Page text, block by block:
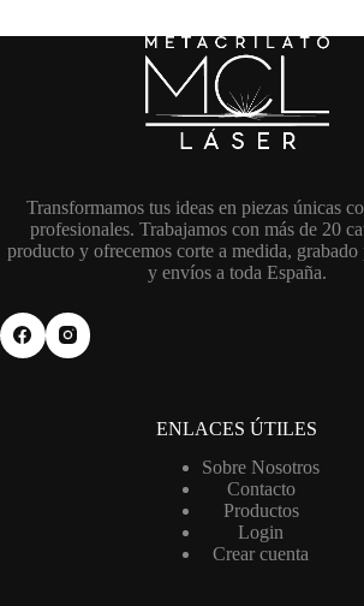
Transformamos tus ideas en piezas únicas
profesionales. Trabajamos con más de 20
producto y ofrecemos corte a medida, grabado
y envíos a toda España.
ENLACES ÚTILES
Sobre Nosotros
Contacto
Productos
Login
Crear cuenta